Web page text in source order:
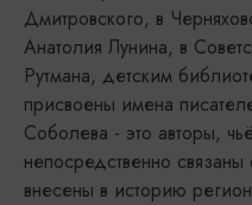
Дмитровского, в
Анатолия Лунина, в
Рутмана, детским
присвоены имена
Соболева - это авторы,
непосредственно
внесены в историю